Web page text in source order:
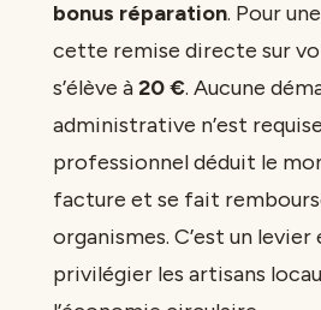
bonus réparation. Pour
cette remise directe sur
s’élève à20 €. Aucune
administrative n’est
professionnel déduit le
facture et se fait
organismes. C’est un
privilégier les artisans